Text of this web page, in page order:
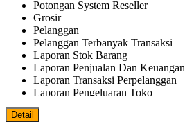
Potongan System Reseller
Grosir
Pelanggan
Pelanggan Terbanyak Transaksi
Laporan Stok Barang
Laporan Penjualan Dan Keuangan
Laporan Transaksi Perpelanggan
Laporan Pengeluaran Toko
Laporan Fee Marketer
Detail